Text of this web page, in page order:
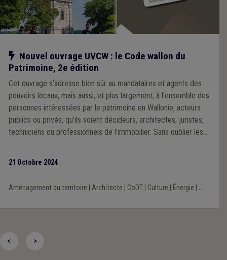
Notre action
Nouvel ouvrage UVCW : le Code wallon du
Patrimoine, 2e édition
Cet ouvrage s’adresse bien sûr au mandataires et agents des
pouvoirs locaux, mais aussi, et plus largement, à l’ensemble des
personnes intéressées par le patrimoine en Wallonie, acteurs
publics ou privés, qu’ils soient décideurs, architectes, juristes,
techniciens ou professionnels de l’immobilier. Sans oublier les
21 Octobre 2024
Aménagement du territoire Architecte CoDT| Culture Énergie ...
< >